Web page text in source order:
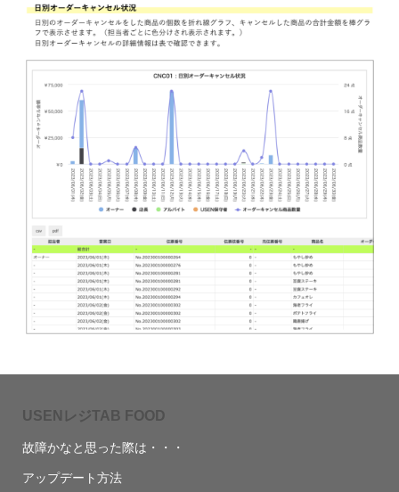
USENレジTAB FOOD
故障かなと思った際は・・・
アップデート方法